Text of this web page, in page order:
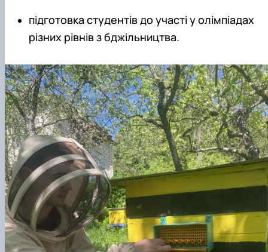
підготовка студентів до участі у олімпіадах
різних рівнів з бджільництва.